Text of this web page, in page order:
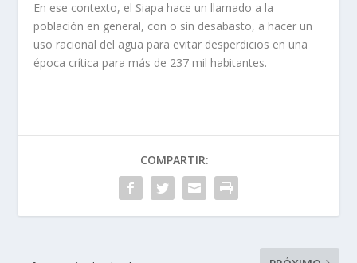
En ese contexto, el Siapa hace un llamado a la
población en general, con o sin desabasto, a hacer un
uso racional del agua para evitar desperdicios en una
época crítica para más de 237 mil habitantes.
COMPARTIR: